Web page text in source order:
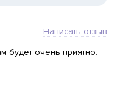
Написать отзыв
будет очень приятно.